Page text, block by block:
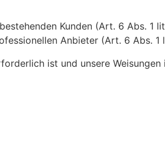
Kunden (Art. 6 Abs. 1
Anbieter (Art. 6 Abs. 1
ist und unsere Weisungen